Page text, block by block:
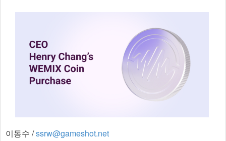
이동수 /ssrw@gameshot.net